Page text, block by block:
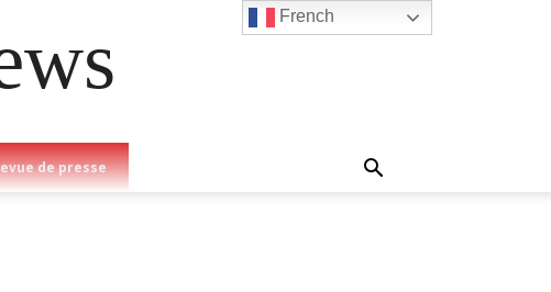
de presse
French